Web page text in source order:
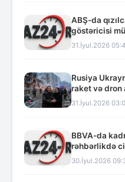
ABŞ-da
göstəricisi
31.İyul.2026
Rusiya
raket və dron
31.İyul.2026
BBVA-da
rəhbərlikdə
30.İyul.2026